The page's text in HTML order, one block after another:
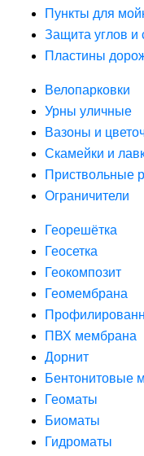
Пункты для
Защита углов и
Пластины
Велопарковки
Урны уличные
Вазоны и
Скамейки и
Приствольные
Ограничители
Георешётка
Геосетка
Геокомпозит
Геомембрана
ПВХ мембрана
Дорнит
Бентонитовые
Геоматы
Биоматы
Гидроматы